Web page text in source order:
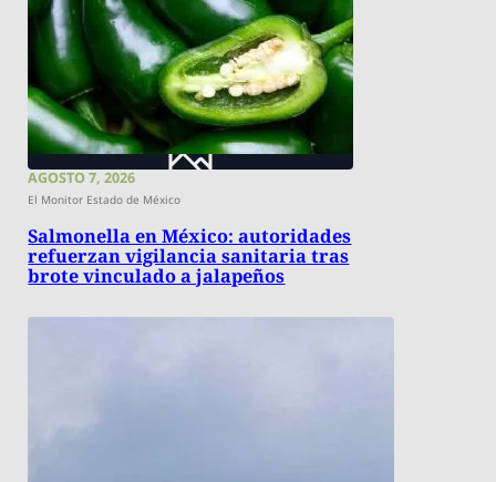
AGOSTO 7, 2026
El Monitor Estado de México
Salmonella en México: autoridades
refuerzan vigilancia sanitaria tras
brote vinculado a jalapeños